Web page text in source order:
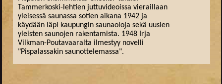
Tammerkoski-lehtien juttuvideoissa vieraillaan
yleisessä saunassa sotien aikana 1942 ja
käydään läpi kaupungin saunaoloja sekä uusien
yleisten saunojen rakentamista. 1948 Irja
Vilkman-Poutavaaralta ilmestyy novelli
"Pispalassakin saunottelemassa".